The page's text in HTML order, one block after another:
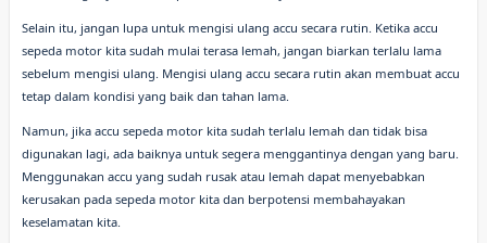
Selain itu, jangan lupa untuk mengisi ulang accu secara rutin. Ketika accu
sepeda motor kita sudah mulai terasa lemah, jangan biarkan terlalu lama
sebelum mengisi ulang. Mengisi ulang accu secara rutin akan membuat accu
tetap dalam kondisi yang baik dan tahan lama.
Namun, jika accu sepeda motor kita sudah terlalu lemah dan tidak bisa
digunakan lagi, ada baiknya untuk segera menggantinya dengan yang baru.
Menggunakan accu yang sudah rusak atau lemah dapat menyebabkan
kerusakan pada sepeda motor kita dan berpotensi membahayakan
keselamatan kita.